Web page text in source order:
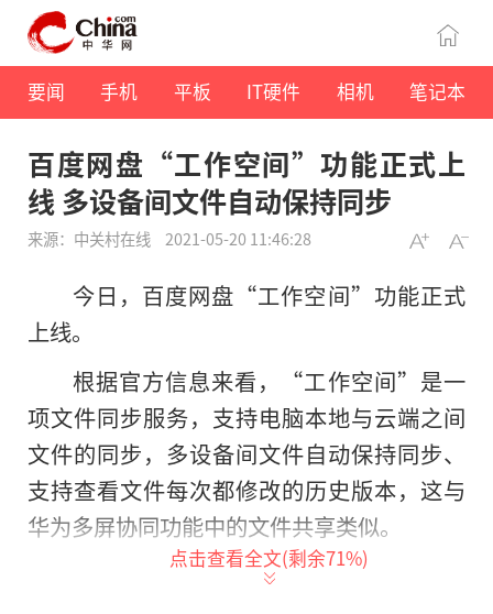
要闻 手机 平板 IT硬件 相机 笔记本
百度网盘“工作空间”功能正式上
线 多设备间文件自动保持同步
来源：中关村在线 2021-05-20 11:46:28
今日，百度网盘“工作空间”功能正式
上线。
根据官方信息来看，“工作空间”是一
项文件同步服务，支持电脑本地与云端之间
文件的同步，多设备间文件自动保持同步、
支持查看文件每次都修改的历史版本，这与
华为多屏协同功能中的文件共享类似。
“工作空间”比较好用的一点是它可以
点击查看全文(剩余71%)